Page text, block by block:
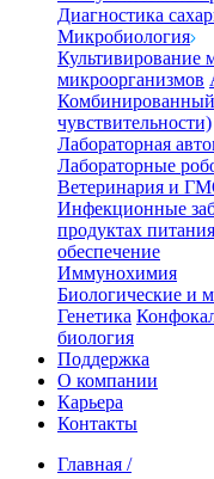
Диагностика
Микробиология
Культивирование
микроорганизмов
Комбинированный
чувствительности)
Лабораторная
Лабораторные
Ветеринария и
Инфекционные
продуктах питания
обеспечение
Иммунохимия
Биологические и
Генетика
биология
Поддержка
О компании
Карьера
Контакты
Главная /